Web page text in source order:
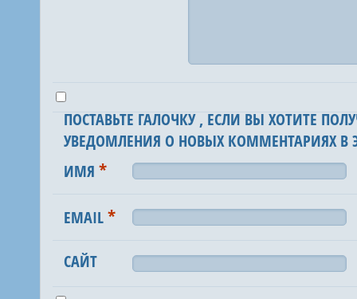
ПОСТАВЬТЕ ГАЛОЧКУ , ЕСЛИ ВЫ ХОТИТЕ
УВЕДОМЛЕНИЯ О НОВЫХ КОММЕНТАРИЯХ В
ИМЯ*
EMAIL*
САЙТ